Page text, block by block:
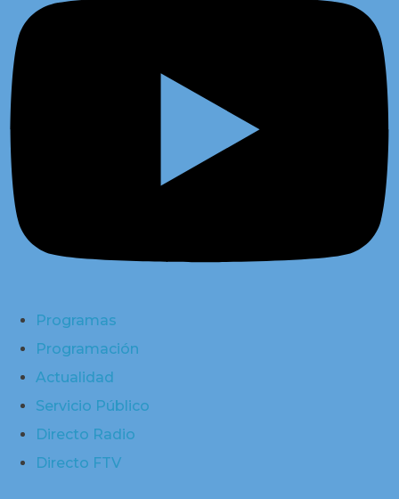
Programas
Programación
Actualidad
Servicio Público
Directo Radio
Directo FTV